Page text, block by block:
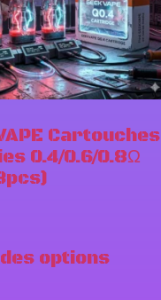
Cartouches
0.4/0.6/0.8Ω
options